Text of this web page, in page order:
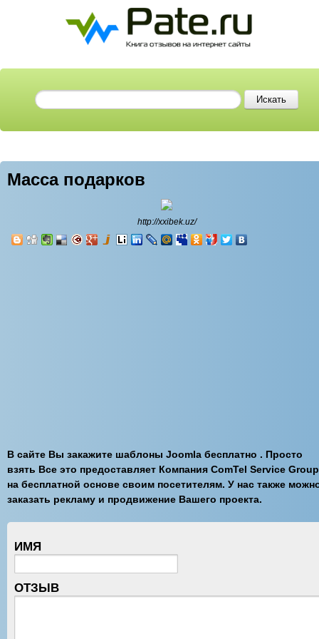
Масса подарков
http://xxibek.uz/
В сайте Вы закажите шаблоны Joomla бесплатно . Просто
взять Все это предоставляет Компания ComTel Service Group
на бесплатной основе своим посетителям. У нас также
заказать рекламу и продвижение Вашего проекта.
ИМЯ
ОТЗЫВ